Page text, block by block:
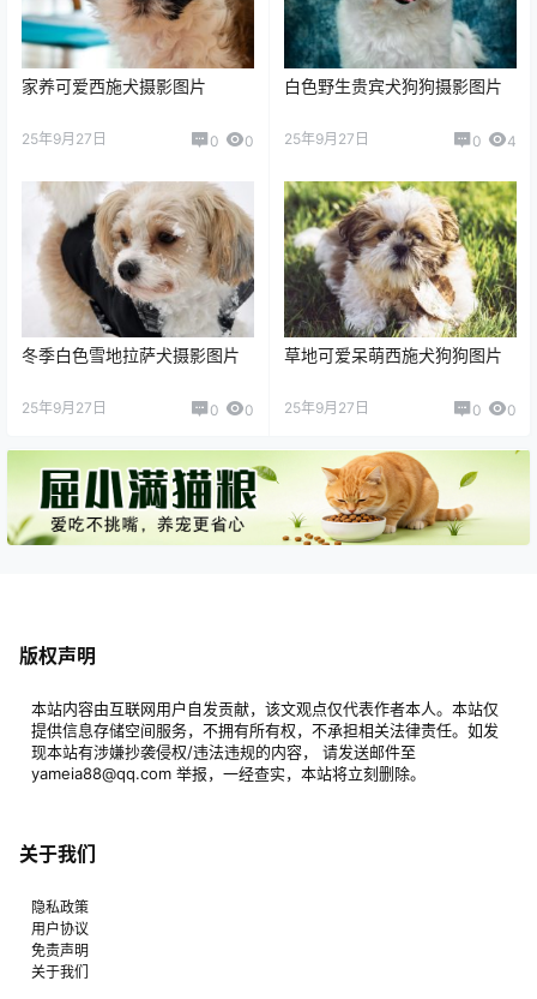
家养可爱西施犬摄影图片
25年9月27日 0 0
白色野生贵宾犬狗狗摄影图片
25年9月27日 0 4
冬季白色雪地拉萨犬摄影图片
25年9月27日 0 0
草地可爱呆萌西施犬狗狗图片
25年9月27日 0 0
版权声明
本站内容由互联网用户自发贡献，该文观点仅代表作者本人。本站仅
提供信息存储空间服务，不拥有所有权，不承担相关法律责任。如发
现本站有涉嫌抄袭侵权/违法违规的内容， 请发送邮件至
yameia88@qq.com 举报，一经查实，本站将立刻删除。
关于我们
隐私政策
用户协议
免责声明
关于我们